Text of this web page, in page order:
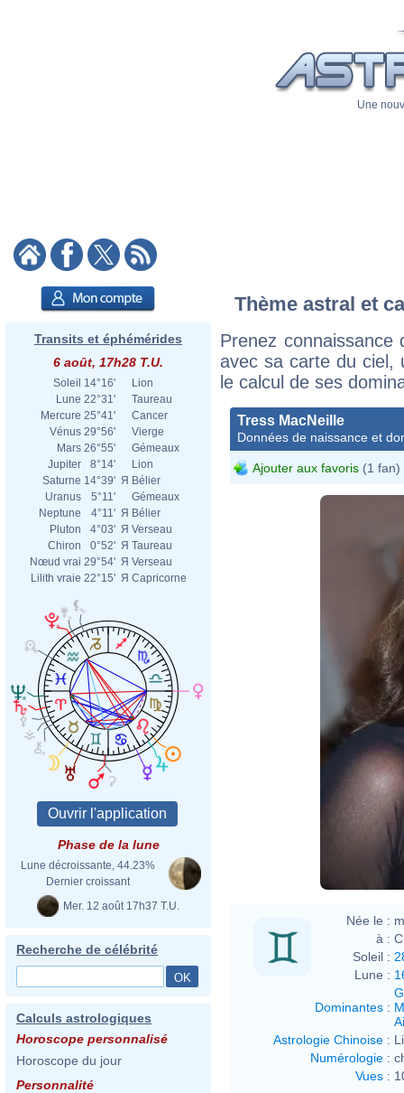
Une
Transits et éphémérides
6 août, 17h28 T.U.
Soleil 14°16'
Lion
Lune 22°31'
Taureau
Mercure 25°41'
Cancer
Vénus 29°56'
Vierge
Mars 26°55'
Gémeaux
Jupiter
8°14'
Lion
Saturne 14°39' Я Bélier
Uranus
5°11'
Gémeaux
Neptune
4°11' Я Bélier
Pluton
4°03' Я Verseau
Chiron
0°52' Я Taureau
Nœud vrai 29°54' Я Verseau
Lilith vraie 22°15' Я Capricorne
Phase de la lune
Lune décroissante, 44.23%
Dernier croissant
Mer. 12 août 17h37 T.U.
Recherche de célébrité
Calculs astrologiques
Horoscope personnalisé
Horoscope du jour
Personnalité
Thème astral et
Prenez
avec sa carte du ciel,
le calcul de ses
Tress MacNeille
Données de naissance et
Ajouter aux favoris (1 fan)
Née le :
à :
Soleil :
Lune :
Dominantes :
Astrologie Chinoise :
Numérologie :
Vues :